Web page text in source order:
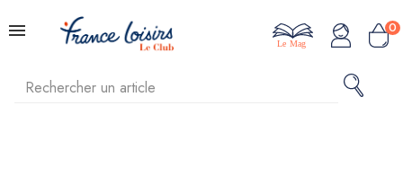
0
Le Mag